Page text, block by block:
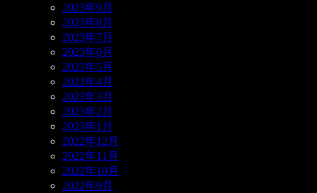
2023年9月
2023年8月
2023年7月
2023年6月
2023年5月
2023年4月
2023年3月
2023年2月
2023年1月
2022年12月
2022年11月
2022年10月
2022年9月